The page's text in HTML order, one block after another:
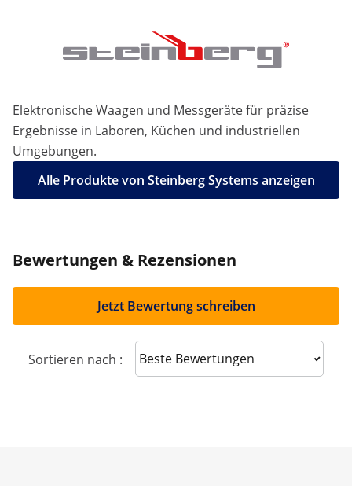
Elektronische Waagen und Messgeräte für präzise
Ergebnisse in Laboren, Küchen und industriellen
Umgebungen.
Alle Produkte von Steinberg Systems anzeigen
Bewertungen & Rezensionen
Jetzt Bewertung schreiben
Sortieren nach : Sort reviews